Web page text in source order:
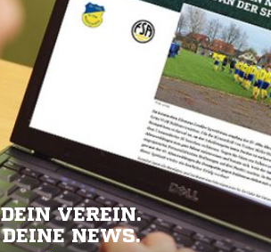
DEIN VEREIN.
DEINE NEWS.